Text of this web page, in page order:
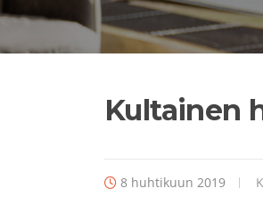
Kultainen
8 huhtikuun 2019